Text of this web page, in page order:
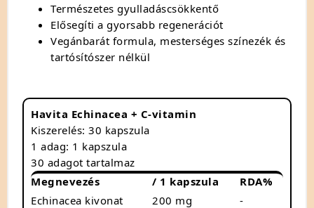
Természetes gyulladáscsökkentő
Elősegíti a gyorsabb regenerációt
Vegánbarát formula, mesterséges színezék és
tartósítószer nélkül
Havita Echinacea + C-vitamin
Kiszerelés: 30 kapszula
1 adag: 1 kapszula
30 adagot tartalmaz
Megnevezés
/ 1 kapszula
RDA%
Echinacea kivonat
200 mg
-